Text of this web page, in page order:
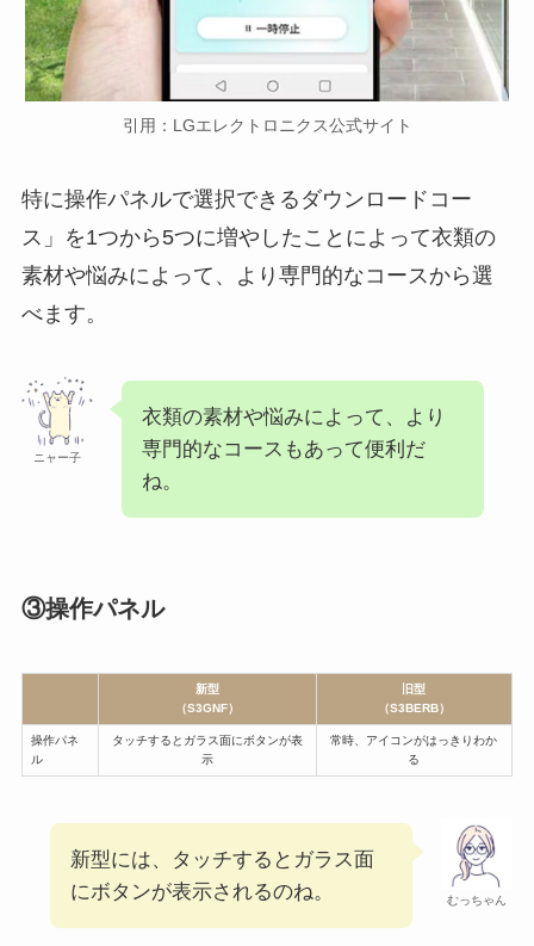
引用：LGエレクトロニクス公式サイト
特に操作パネルで選択できるダウンロードコー
ス」を1つから5つに増やしたことによって衣類の
素材や悩みによって、より専門的なコースから選
べます。
ニャー子
衣類の素材や悩みによって、より
専門的なコースもあって便利だ
ね。
③操作パネル
新型
（S3GNF）
旧型
（S3BERB）
操作パネ
ル
タッチするとガラス面にボタンが表
示
常時、アイコンがはっきりわか
る
むっちゃん
新型には、タッチするとガラス面
にボタンが表示されるのね。